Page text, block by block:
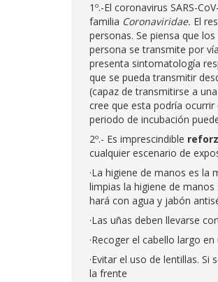
1º.-El coronavirus SARS-
familia Coronaviridae. El
personas. Se piensa que
persona se transmite por
presenta sintomatología
que se pueda transmitir
(capaz de transmitirse a
cree que esta podría
periodo de incubación
2º.- Es imprescindible
cualquier escenario de
·La higiene de manos es la
limpias la higiene de
hará con agua y jabón
·Las uñas deben llevarse
·Recoger el cabello largo
·Evitar el uso de lentillas.
la frente